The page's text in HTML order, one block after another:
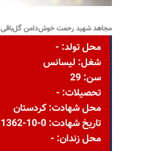
مجاهد شهید رحمت خوش‌دامن گل‌باقی
محل تولد: -
شغل: لیسانس
سن: 29
تحصیلات: -
محل شهادت: کردستان
تاریخ شهادت: 0-10-1362
محل زندان: -